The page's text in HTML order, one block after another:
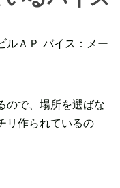
ルＡＰ バイス：メー
ので、場所を選ばな
リ作られているの